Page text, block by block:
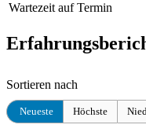
Wartezeit auf Termin
Sortieren nach
Neueste Höchste